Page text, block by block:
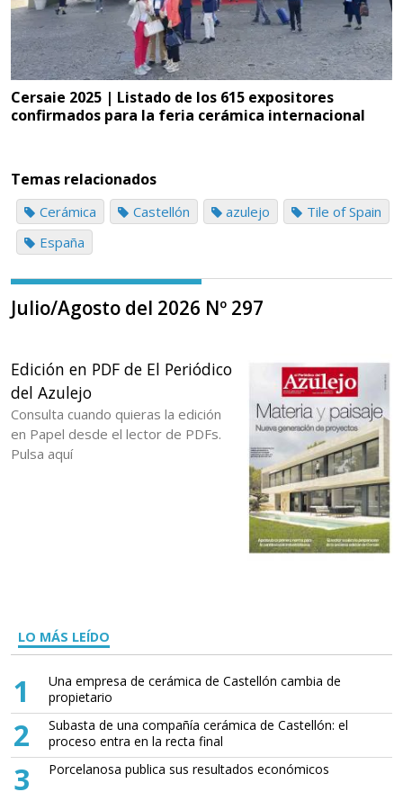
Cersaie 2025 | Listado de los 615 expositores
confirmados para la feria cerámica internacional
Temas relacionados
Cerámica Castellón azulejo
Tile of Spain
España
Julio/Agosto del 2026 Nº 297
Edición en PDF de El Periódico
del Azulejo
Consulta cuando quieras la edición
en Papel desde el lector de PDFs.
Pulsa aquí
LO MÁS LEÍDO
1
Una empresa de cerámica de Castellón cambia de
propietario
2
Subasta de una compañía cerámica de Castellón: el
proceso entra en la recta final
3 Porcelanosa publica sus resultados económicos